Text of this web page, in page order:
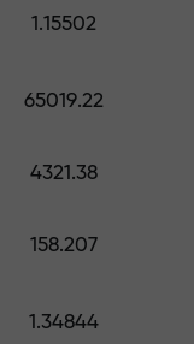
存款
1.15502
65019.22
4321.38
158.207
1.34844